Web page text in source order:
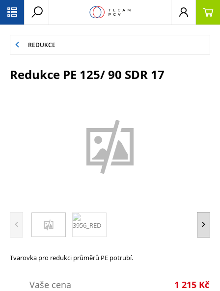
REDUKCE
Redukce PE 125/ 90 SDR 17
Tvarovka pro redukci průměrů PE potrubí.
Vaše cena 1 215 Kč